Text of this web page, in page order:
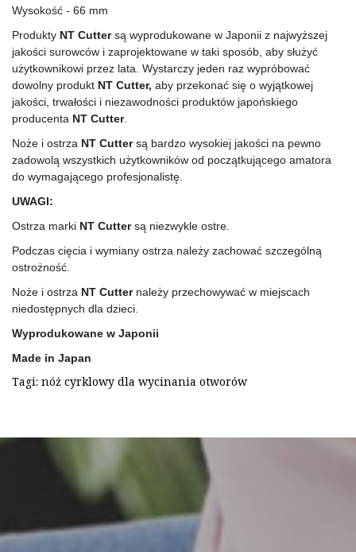
Wysokość - 66 mm
Produkty NT Cutter są wyprodukowane w Japonii z najwyższej
jakości surowców i zaprojektowane w taki sposób, aby służyć
użytkownikowi przez lata. Wystarczy jeden raz wypróbować
dowolny produkt NT Cutter, aby przekonać się o wyjątkowej
jakości, trwałości i niezawodności produktów japońskiego
producenta NT Cutter.
Noże i ostrza NT Cutter są bardzo wysokiej jakości na pewno
zadowolą wszystkich użytkowników od początkującego amatora
do wymagającego profesjonalistę.
UWAGI:
Ostrza marki NT Cutter są niezwykle ostre.
Podczas cięcia i wymiany ostrza należy zachować szczególną
ostrożność.
Noże i ostrza NT Cutter należy przechowywać w miejscach
niedostępnych dla dzieci.
Wyprodukowane w Japonii
Made in Japan
Tagi: nóż cyrklowy dla wycinania otworów